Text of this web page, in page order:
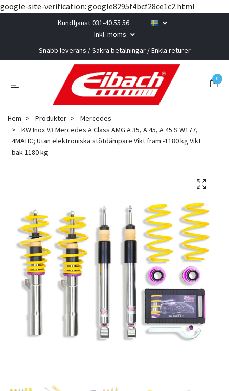
google-site-verification: google8295f4bcf28ce1c2.html
Kundtjänst 031-40 55 56
Inkl. moms
Snabb leverans / Säkra betalningar / Enkla returer
0
Hem Produkter
Mercedes
KW Inox V3 Mercedes A Class AMG A 35, A 45, A 45 S W177,
4MATIC; Utan elektroniska stötdämpare Vikt fram -1180 kg Vikt
bak-1180 kg